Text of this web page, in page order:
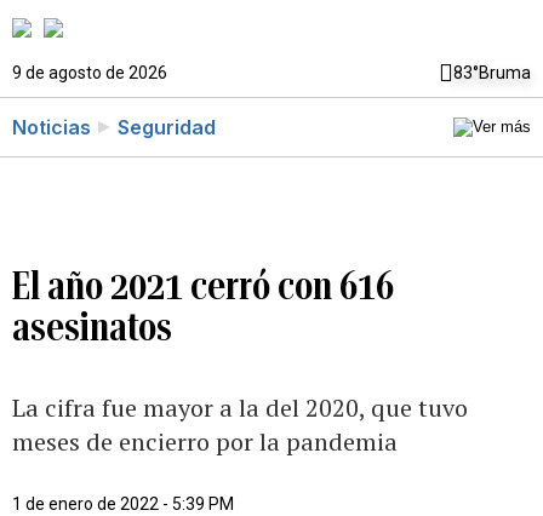
9 de agosto de 2026 83°Bruma
Noticias Seguridad
El año 2021 cerró con 616
asesinatos
La cifra fue mayor a la del 2020, que tuvo
meses de encierro por la pandemia
1 de enero de 2022 - 5:39 PM